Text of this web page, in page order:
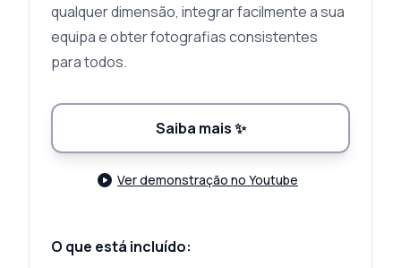
qualquer dimensão, integrar facilmente a sua
equipa e obter fotografias consistentes
para todos.
Saiba mais✨
Ver demonstração no Youtube
O que está incluído: